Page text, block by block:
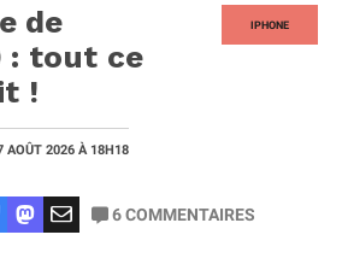
IPHONE
de
: tout ce
!
AOÛT 2026 À 18H18
6COMMENTAIRES